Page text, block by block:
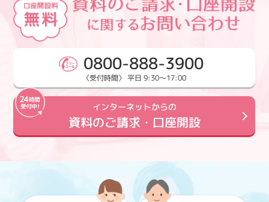
0800-888-3900
〈受付時間〉 平日 9:30～17:00
インターネットからの
資料のご請求・口座開設